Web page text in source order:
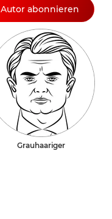
Autor abonnieren
Grauhaariger